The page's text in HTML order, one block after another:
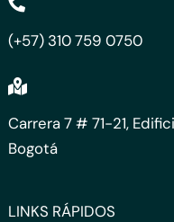
(+57) 310 759 0750
Carrera 7 # 71-21,
Bogotá
LINKS RÁPIDOS